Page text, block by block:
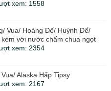
xem: 1558
Vua/ Hoàng Đế/ Huỳnh Đế/
với nước chấm chua ngọt
xem: 2354
Alaska Hấp Tipsy
xem: 2167